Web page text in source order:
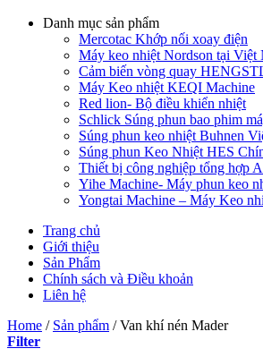
Danh mục sản phẩm
Mercotac Khớp nối xoay điện
Máy keo nhiệt Nordson tại Việt
Cảm biến vòng quay
Máy Keo nhiệt KEQI Machine
Red lion- Bộ điều khiển nhiệt
Schlick Súng phun bao phim
Súng phun keo nhiệt Buhnen
Súng phun Keo Nhiệt HES
Thiết bị công nghiệp tổng hợp
Yihe Machine- Máy phun keo
Yongtai Machine – Máy Keo
Trang chủ
Giới thiệu
Sản Phẩm
Chính sách và Điều khoản
Liên hệ
Home / Sản phẩm /Van khí nén Mader
Filter